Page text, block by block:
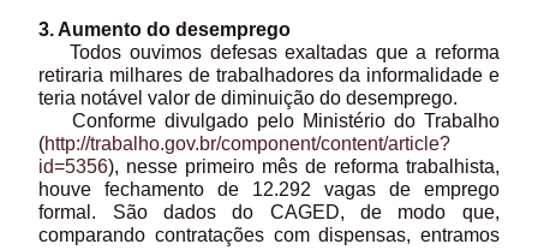
3. Aumento do desemprego
Todos ouvimos defesas exaltadas que a reforma
retiraria milhares de trabalhadores da informalidade e
teria notável valor de diminuição do desemprego.
Conforme divulgado pelo Ministério do Trabalho
(http://trabalho.gov.br/component/content/article?
id=5356), nesse primeiro mês de reforma trabalhista,
houve fechamento de 12.292 vagas de emprego
formal. São dados do CAGED, de modo que,
comparando contratações com dispensas, entramos